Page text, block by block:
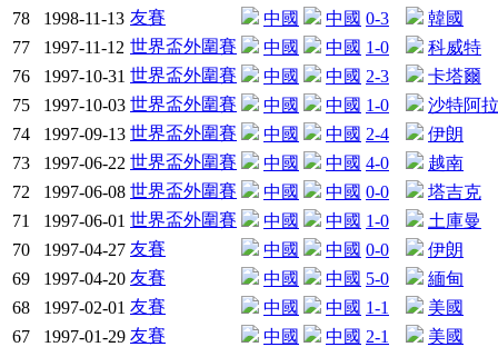
78
1998-11-13 友賽 中國 中國 0-3
韓國
77
1997-11-12 世界盃外圍賽 中國 中國 1-0
科威特
76
1997-10-31 世界盃外圍賽 中國 中國 2-3
卡塔爾
75
1997-10-03 世界盃外圍賽 中國 中國 1-0
沙特阿
74
1997-09-13 世界盃外圍賽 中國 中國 2-4
伊朗
73
1997-06-22 世界盃外圍賽 中國 中國 4-0
越南
72
1997-06-08 世界盃外圍賽 中國 中國 0-0
塔吉克
71
1997-06-01 世界盃外圍賽 中國 中國 1-0
土庫曼
70
1997-04-27 友賽 中國 中國 0-0
伊朗
69
1997-04-20 友賽 中國 中國 5-0
緬甸
68
1997-02-01 友賽 中國 中國 1-1
美國
67
1997-01-29 友賽 中國 中國 2-1
美國